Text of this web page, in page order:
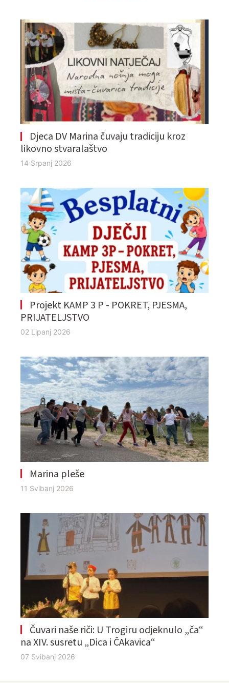
Djeca DV Marina čuvaju tradiciju kroz
likovno stvaralaštvo
14 Srpanj 2026
Projekt KAMP 3 P - POKRET, PJESMA,
PRIJATELJSTVO
02 Lipanj 2026
Marina pleše
11 Svibanj 2026
Čuvari naše riči: U Trogiru odjeknulo „ča“
na XIV. susretu „Dica i ČAkavica“
07 Svibanj 2026